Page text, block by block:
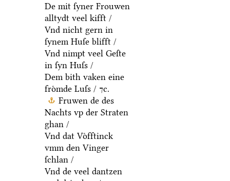
De mit ſyner Frouwen
alltydt veel kifft /
Vnd nicht gern in
ſynem Huſe blifft /
Vnd nimpt veel Geſte
in ſyn Huſs /
Dem bith vaken eine
froͤmde Luſs / ⁊c.
Fruwen de des
Nachts vp der Straten
ghan /
Vnd dat Voͤfftinck
vmm den Vinger
ſchlan /
Vnd de veel dantzen